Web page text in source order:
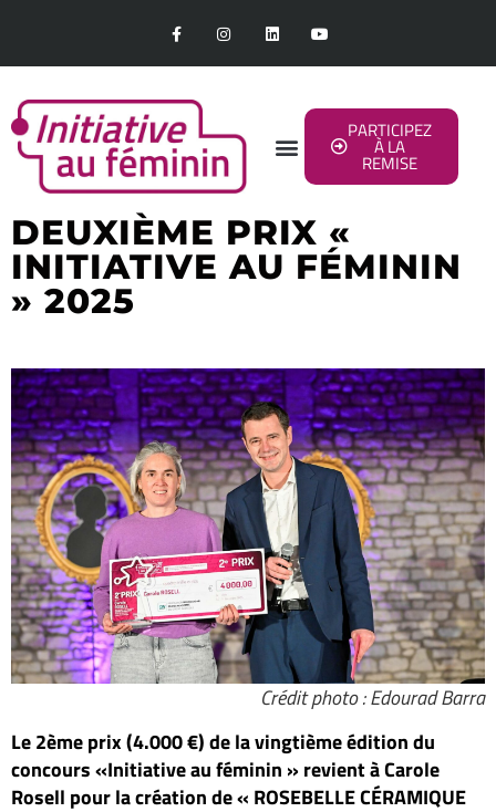
PARTICIPEZ
À LA
REMISE
DEUXIÈME PRIX «
INITIATIVE AU FÉMININ
» 2025
Crédit photo : Edourad Barra
Le 2ème prix (4.000 €) de la vingtième édition du
concours «Initiative au féminin » revient à Carole
Rosell pour la création de « ROSEBELLE CÉRAMIQUE